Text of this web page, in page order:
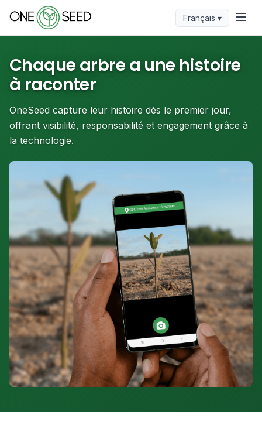
Français ▾
Chaque arbre a une histoire
à raconter
OneSeed capture leur histoire dès le premier jour,
offrant visibilité, responsabilité et engagement grâce à
la technologie.